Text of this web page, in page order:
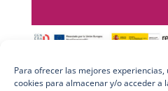
Para ofrecer las mejores
cookies para almacenar y/o acceder a
Preguntas